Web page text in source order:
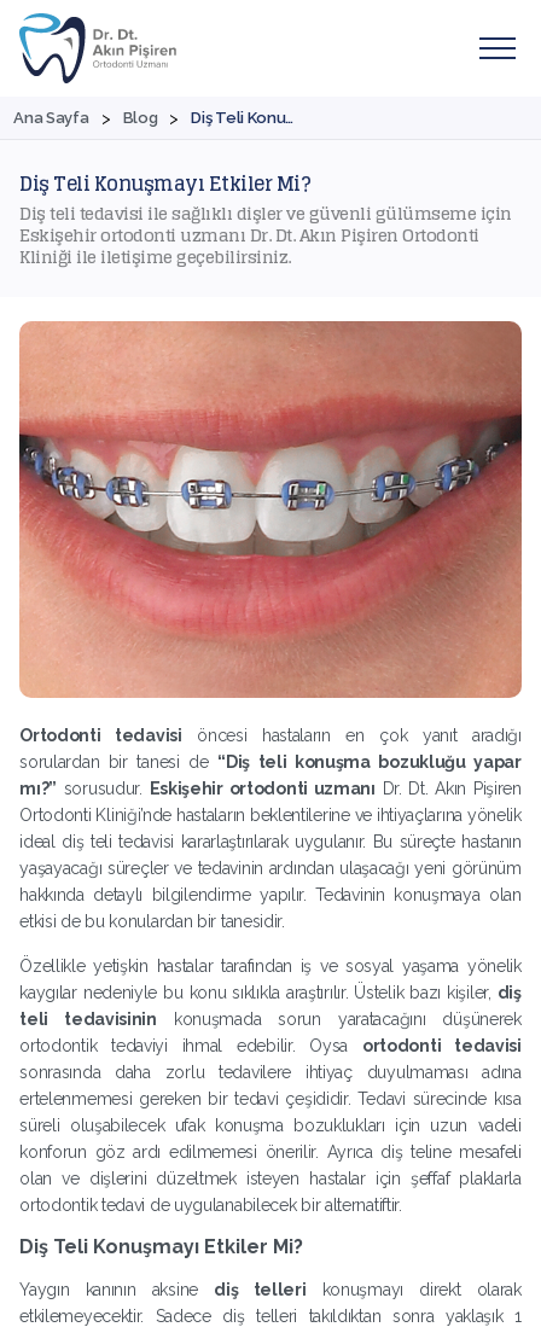
Ana Sayfa > Blog > Diş Teli Konuşmayı Etkiler Mi?
Diş Teli Konuşmayı Etkiler Mi?
Diş teli tedavisi ile sağlıklı dişler ve güvenli gülümseme için
Eskişehir ortodonti uzmanı Dr. Dt. Akın Pişiren Ortodonti
Kliniği ile iletişime geçebilirsiniz.
Ortodonti tedavisi öncesi hastaların en çok yanıt aradığı
sorulardan bir tanesi de “Diş teli konuşma bozukluğu yapar
mı?” sorusudur. Eskişehir ortodonti uzmanı Dr. Dt. Akın Pişiren
Ortodonti Kliniği’nde hastaların beklentilerine ve ihtiyaçlarına yönelik
ideal diş teli tedavisi kararlaştırılarak uygulanır. Bu süreçte hastanın
yaşayacağı süreçler ve tedavinin ardından ulaşacağı yeni görünüm
hakkında detaylı bilgilendirme yapılır. Tedavinin konuşmaya olan
etkisi de bu konulardan bir tanesidir.
Özellikle yetişkin hastalar tarafından iş ve sosyal yaşama yönelik
kaygılar nedeniyle bu konu sıklıkla araştırılır. Üstelik bazı kişiler, diş
teli tedavisinin konuşmada sorun yaratacağını düşünerek
ortodontik tedaviyi ihmal edebilir. Oysa ortodonti tedavisi
sonrasında daha zorlu tedavilere ihtiyaç duyulmaması adına
ertelenmemesi gereken bir tedavi çeşididir. Tedavi sürecinde kısa
süreli oluşabilecek ufak konuşma bozuklukları için uzun vadeli
konforun göz ardı edilmemesi önerilir. Ayrıca diş teline mesafeli
olan ve dişlerini düzeltmek isteyen hastalar için şeffaf plaklarla
ortodontik tedavi de uygulanabilecek bir alternatiftir.
Diş Teli Konuşmayı Etkiler Mi?
Yaygın kanının aksine diş telleri konuşmayı direkt olarak
etkilemeyecektir. Sadece diş telleri takıldıktan sonra yaklaşık 1